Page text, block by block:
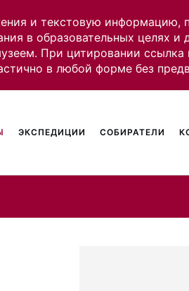
и текстовую информацию,
в образовательных целях
При цитировании
в любой форме без
ЭКСПЕДИЦИИ СОБИРАТЕЛИ